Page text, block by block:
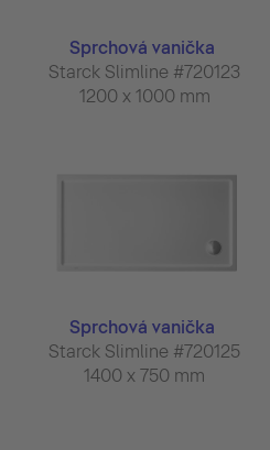
Sprchová vanička
Starck Slimline #720123
1200 x 1000 mm
Sprchová vanička
Starck Slimline #720125
1400 x 750 mm